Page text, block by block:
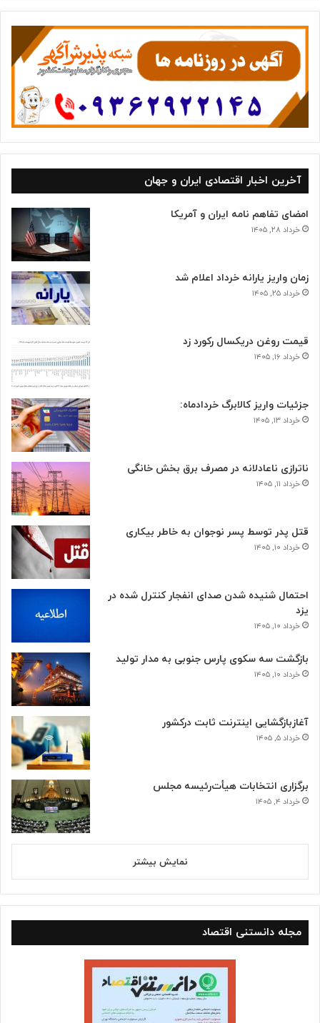
ه‌
ه
آخرین اخبار اقتصادی ایران و جهان
امضای تفاهم نامه ایران و آمریکا
خرداد ۲۸, ۱۴۰۵
زمان واریز یارانه خرداد اعلام شد
خرداد ۲۵, ۱۴۰۵
قیمت روغن دریکسال رکورد زد
خرداد ۱۶, ۱۴۰۵
جزئیات واریز کالابرگ خردادماه:
خرداد ۱۳, ۱۴۰۵
ناترازی ناعادلانه در مصرف برق بخش خانگی
خرداد ۱۱, ۱۴۰۵
قتل پدر توسط پسر نوجوان به خاطر بیکاری
خرداد ۱۰, ۱۴۰۵
احتمال شنیده شدن صدای انفجار کنترل شده در
یزد
خرداد ۱۰, ۱۴۰۵
بازگشت سه سکوی پارس جنوبی به مدار تولید
خرداد ۱۰, ۱۴۰۵
آغازبازگشایی اینترنت ثابت درکشور
خرداد ۵, ۱۴۰۵
برگزاری انتخابات هیأت‌رئیسه مجلس
خرداد ۴, ۱۴۰۵
نمایش بیشتر
مجله دانستنی اقتصاد